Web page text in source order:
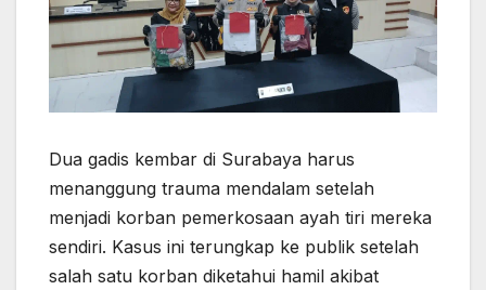
Dua gadis kembar di Surabaya harus
menanggung trauma mendalam setelah
menjadi korban pemerkosaan ayah tiri mereka
sendiri. Kasus ini terungkap ke publik setelah
salah satu korban diketahui hamil akibat